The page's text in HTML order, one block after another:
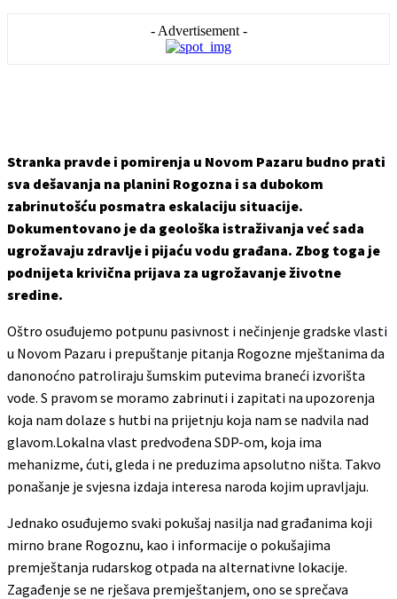
- Advertisement -
Stranka pravde i pomirenja u Novom Pazaru budno prati
sva dešavanja na planini Rogozna i sa dubokom
zabrinutošću posmatra eskalaciju situacije.
Dokumentovano je da geološka istraživanja već sada
ugrožavaju zdravlje i pijaću vodu građana. Zbog toga je
podnijeta krivična prijava za ugrožavanje životne
sredine.
Oštro osuđujemo potpunu pasivnost i nečinjenje gradske vlasti
u Novom Pazaru i prepuštanje pitanja Rogozne mještanima da
danonoćno patroliraju šumskim putevima braneći izvorišta
vode. S pravom se moramo zabrinuti i zapitati na upozorenja
koja nam dolaze s hutbi na prijetnju koja nam se nadvila nad
glavom.Lokalna vlast predvođena SDP-om, koja ima
mehanizme, ćuti, gleda i ne preduzima apsolutno ništa. Takvo
ponašanje je svjesna izdaja interesa naroda kojim upravljaju.
Jednako osuđujemo svaki pokušaj nasilja nad građanima koji
mirno brane Rogoznu, kao i informacije o pokušajima
premještanja rudarskog otpada na alternativne lokacije.
Zagađenje se ne rješava premještanjem, ono se sprečava